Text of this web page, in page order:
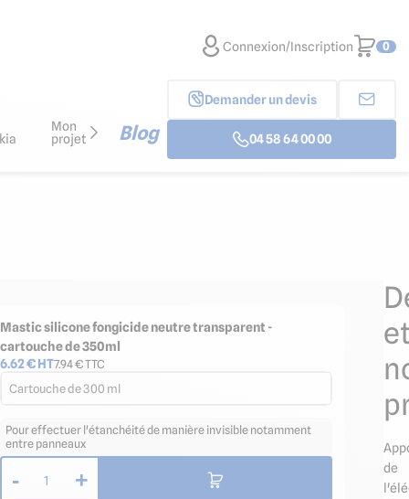
Blog
Mon
projet
Demander un devis
04 58 64 00 00
Connexion/Inscription 0
Mastic silicone fongicide neutre transparent -
cartouche de 350ml
6.62€ HT7.94€ TTC
Cartouche de 300 ml
Pour effectuer l'étanchéité de manière invisible notamment
entre panneaux
- 1 +
de